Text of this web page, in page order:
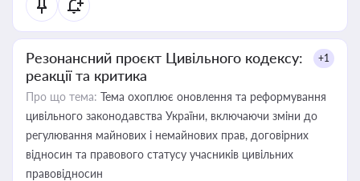
Резонансний проєкт Цивільного кодексу:
реакції та критика
+1
Про що тема: Тема охоплює оновлення та реформування
цивільного законодавства України, включаючи зміни до
регулювання майнових і немайнових прав, договірних
відносин та правового статусу учасників цивільних
правовідносин